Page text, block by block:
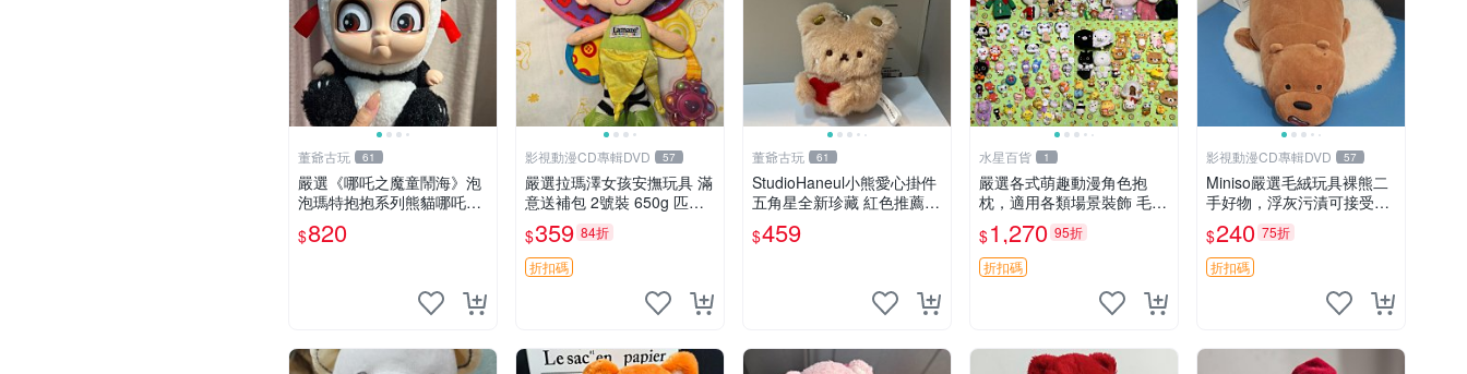
董爺古玩 61
嚴選《哪吒之魔童鬧海》泡
泡瑪特抱抱系列熊貓哪吒搪
膠臉毛絨， STATE：如圖顯
示 哪吒 毛絨公仔 泡泡瑪特
$820
影視動漫CD專輯DVD 57
嚴選拉瑪澤女孩安撫玩具 滿
意送補包 2號裝 650g 匹配
嬰幼童舒壓好伴侶 女孩專用
安心選擇 安撫玩偶 衝包 玩
具
$359 84折
折扣碼
董爺古玩 61
StudioHaneul小熊愛心掛件
五角星全新珍藏 紅色推薦收
藏 玩具掛飾 掛件 新品
$459
水星百貨 1
嚴選各式萌趣動漫角色抱
枕，適用各類場景裝飾 毛絨
玩具、卡通抱枕、趣味玩偶
$1,270 95折
折扣碼
影視動漫CD專輯DVD 57
Miniso嚴選毛絨玩具裸熊二
手好物，浮灰污漬可接受。
請詳閱照片再下單，售出不
退不換。全新品相收藏推
薦。 裸熊 毛絨玩具 收藏
$240 75折
折扣碼